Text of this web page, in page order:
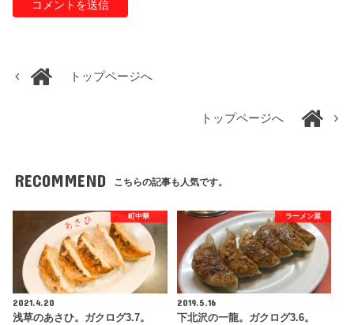
トップページへ
トップページへ
RECOMMEND こちらの記事も人気です。
町中華
2021.4.20
浅草のあさひ。ガクログ3.7。
ラーメン屋
2019.5.16
下北沢の一龍。ガクログ3.6。